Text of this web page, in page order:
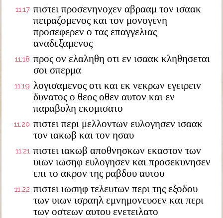
11:17 πιστει προσενηνοχεν αβρααμ τον ισαακ
πειραζομενος και τον μονογενη
προσεφερεν ο τας επαγγελιας
αναδεξαμενος
11:18 προς ον ελαληθη οτι εν ισαακ κληθησεται
σοι σπερμα
11:19 λογισαμενος οτι και εκ νεκρων εγειρειν
δυνατος ο θεος οθεν αυτον και εν
παραβολη εκομισατο
11:20 πιστει περι μελλοντων ευλογησεν ισαακ
τον ιακωβ και τον ησαυ
11:21 πιστει ιακωβ αποθνησκων εκαστον των
υιων ιωσηφ ευλογησεν και προσεκυνησεν
επι το ακρον της ραβδου αυτου
11:22 πιστει ιωσηφ τελευτων περι της εξοδου
των υιων ισραηλ εμνημονευσεν και περι
των οστεων αυτου ενετειλατο